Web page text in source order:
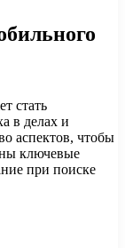
стать
в делах и
аспектов, чтобы
ключевые
при поиске